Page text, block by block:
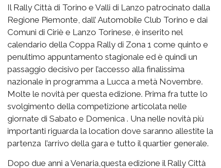
Il Rally Città di Torino e Valli di Lanzo patrocinato dalla
Regione Piemonte, dall’ Automobile Club Torino e dai
Comuni di Ciriè e Lanzo Torinese, è inserito nel
calendario della Coppa Rally di Zona 1 come quinto e
penultimo appuntamento stagionale ed è quindi un
passaggio decisivo per l’accesso alla finalissima
nazionale in programma a Lucca a metà Novembre.
Molte le novità per questa edizione. Prima fra tutte lo
svolgimento della competizione articolata nelle
giornate di Sabato e Domenica . Una nelle novità più
importanti riguarda la location dove saranno allestite la
partenza l’arrivo della gara e tutto il quartier generale.
Dopo due anni a Venaria,questa edizione il Rally Città